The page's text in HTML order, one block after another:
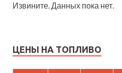
Извините. Данных пока нет.
ЦЕНЫ НА ТОПЛИВО